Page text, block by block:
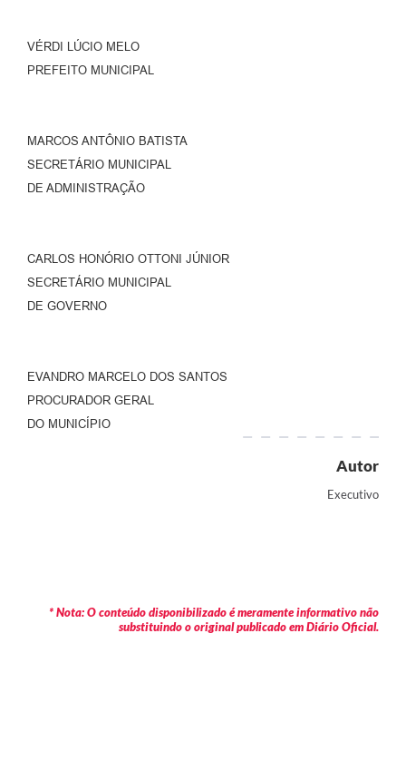
VÉRDI LÚCIO MELO
PREFEITO MUNICIPAL
MARCOS ANTÔNIO BATISTA
SECRETÁRIO MUNICIPAL
DE ADMINISTRAÇÃO
CARLOS HONÓRIO OTTONI JÚNIOR
SECRETÁRIO MUNICIPAL
DE GOVERNO
EVANDRO MARCELO DOS SANTOS
PROCURADOR GERAL
DO MUNICÍPIO
Autor
Executivo
* Nota: O conteúdo disponibilizado é meramente informativo não
substituindo o original publicado em Diário Oficial.